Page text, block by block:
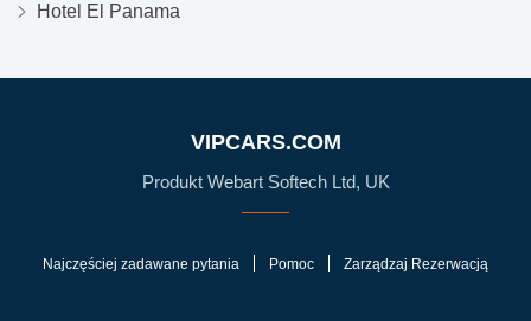
Hotel El Panama
VIPCARS.COM
Produkt Webart Softech Ltd, UK
Najczęściej zadawane pytania Pomoc Zarządzaj Rezerwacją